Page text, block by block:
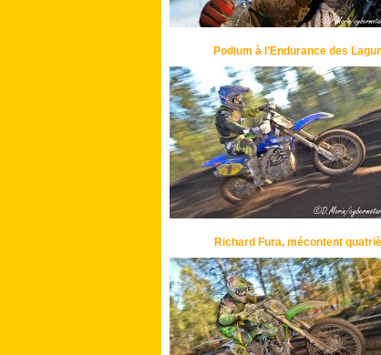
Podium à l’Endurance des
Richard Fura, mécontent